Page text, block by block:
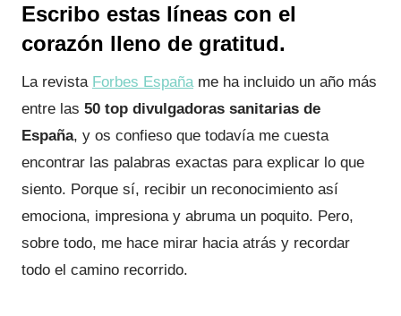
Escribo estas líneas con el
corazón lleno de gratitud.
La revista Forbes Españame ha incluido un año más
entre las 50 top divulgadoras sanitarias de
España, y os confieso que todavía me cuesta
encontrar las palabras exactas para explicar lo que
siento. Porque sí, recibir un reconocimiento así
emociona, impresiona y abruma un poquito. Pero,
sobre todo, me hace mirar hacia atrás y recordar
todo el camino recorrido.